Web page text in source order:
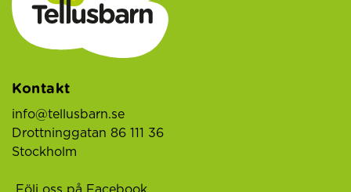
Kontakt
info@tellusbarn.se
Drottninggatan 86 111 36
Stockholm